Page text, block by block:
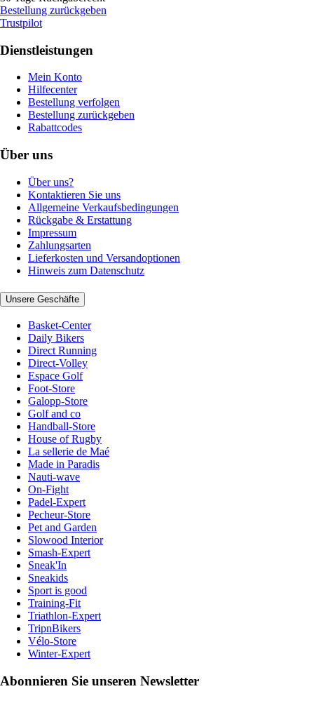
Bestellung zurückgeben
Trustpilot
Dienstleistungen
Mein Konto
Hilfecenter
Bestellung verfolgen
Bestellung zurückgeben
Rabattcodes
Über uns
Über uns?
Kontaktieren Sie uns
Allgemeine Verkaufsbedingungen
Rückgabe & Erstattung
Impressum
Zahlungsarten
Lieferkosten und Versandoptionen
Hinweis zum Datenschutz
Unsere Geschäfte
Basket-Center
Daily Bikers
Direct Running
Direct-Volley
Espace Golf
Foot-Store
Galopp-Store
Golf and co
Handball-Store
House of Rugby
La sellerie de Maé
Made in Paradis
Nauti-wave
On-Fight
Padel-Expert
Pecheur-Store
Pet and Garden
Slowood Interior
Smash-Expert
Sneak'In
Sneakids
Sport is good
Training-Fit
Triathlon-Expert
TripnBikers
Vélo-Store
Winter-Expert
Abonnieren Sie unseren Newsletter